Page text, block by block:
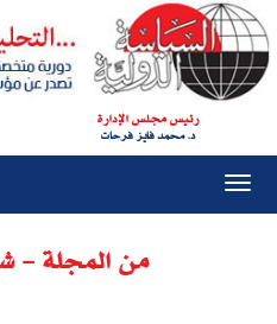
رئيس مجلس الإدارة
د. محمد فايز فرحات
من المجلة -